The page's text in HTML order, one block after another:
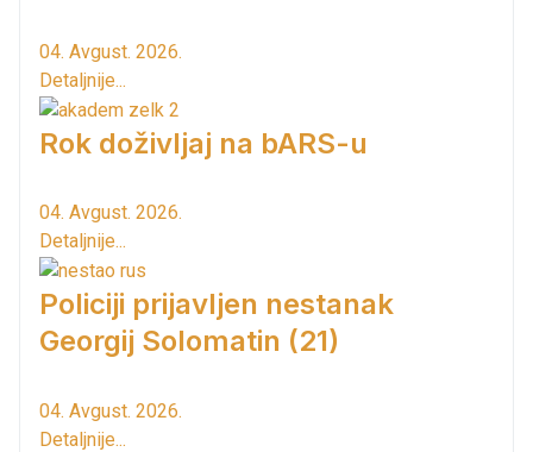
04. Avgust. 2026.
Detaljnije...
Rok doživljaj na bARS-u
04. Avgust. 2026.
Detaljnije...
Policiji prijavljen nestanak
Georgij Solomatin (21)
04. Avgust. 2026.
Detaljnije...